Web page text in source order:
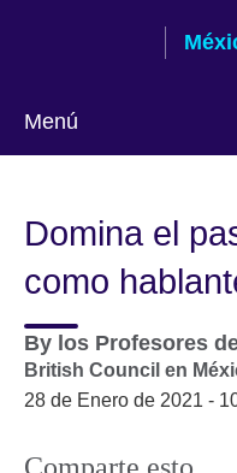
Menú
language
Domina el
como
By los Profesores
British Council en
28 de Enero de 2021 -